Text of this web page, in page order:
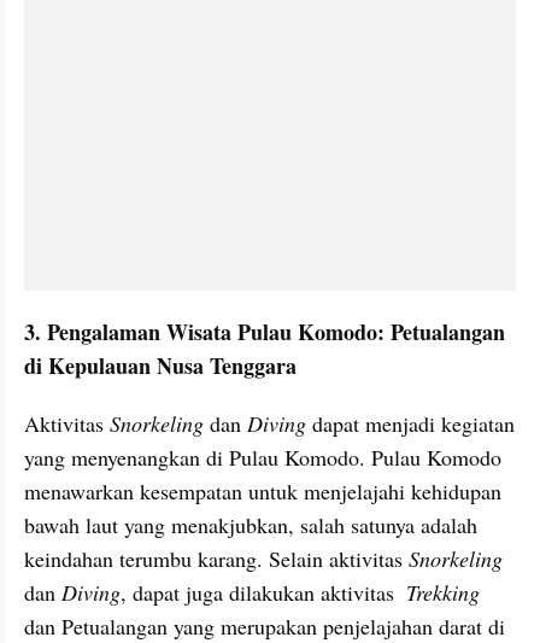
3. Pengalaman Wisata Pulau Komodo: Petualangan
di Kepulauan Nusa Tenggara
Aktivitas Snorkeling dan Diving dapat menjadi kegiatan
yang menyenangkan di Pulau Komodo. Pulau Komodo
menawarkan kesempatan untuk menjelajahi kehidupan
bawah laut yang menakjubkan, salah satunya adalah
keindahan terumbu karang. Selain aktivitas Snorkeling
dan Diving, dapat juga dilakukan aktivitas Trekking
dan Petualangan yang merupakan penjelajahan darat di